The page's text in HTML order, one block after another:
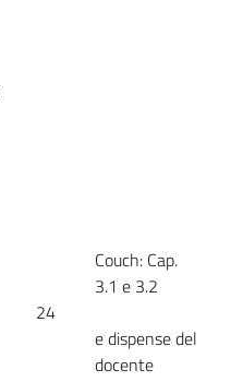
24
Couch: Cap.
3.1 e 3.2
e dispense del
docente